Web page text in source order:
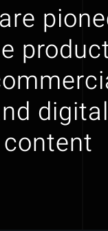
digital
content